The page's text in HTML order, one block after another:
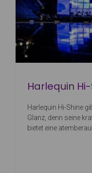
Harlequin
Harlequin Hi-Shine
Glanz, denn seine
bietet eine